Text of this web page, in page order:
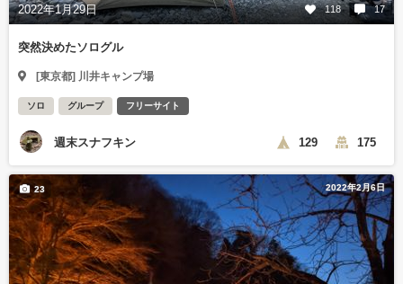
2022年1月29日 118 17
突然決めたソログル
[東京都] 川井キャンプ場
ソロ グループ フリーサイト
週末スナフキン 129 175
2022年2月6日
23